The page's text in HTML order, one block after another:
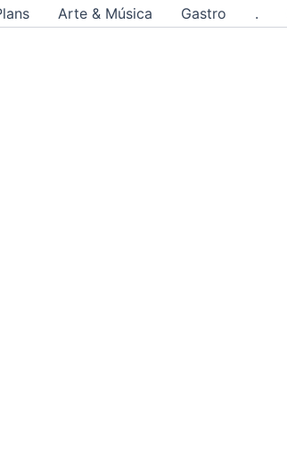
Arte & Música Gastro .